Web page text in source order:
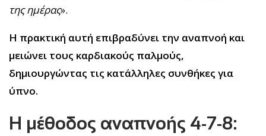
της ημέρας».
Η πρακτική αυτή επιβραδύνει την αναπνοή και
μειώνει τους καρδιακούς παλμούς,
δημιουργώντας τις κατάλληλες συνθήκες για
ύπνο.
Η μέθοδος αναπνοής 4-7-8: